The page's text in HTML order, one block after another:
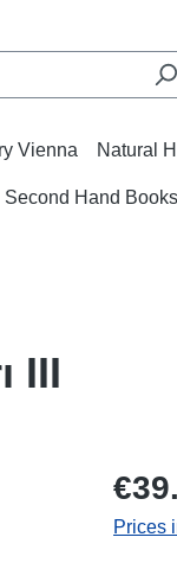
Vienna Natural
Second Hand
III
Prices